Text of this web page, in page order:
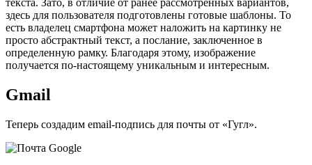
текста. Зато, в отличие от ранее рассмотренных вариантов,
здесь для пользователя подготовлены готовые шаблоны. То
есть владелец смартфона может наложить на картинку не
просто абстрактный текст, а послание, заключенное в
определенную рамку. Благодаря этому, изображение
получается по-настоящему уникальным и интересным.
Gmail
Теперь создадим email-подпись для почты от «Гугл».